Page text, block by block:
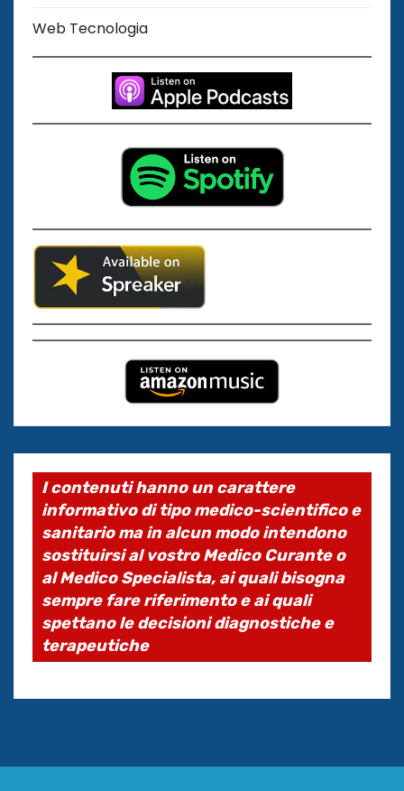
Web Tecnologia
I contenuti hanno un carattere
informativo di tipo medico-scientifico e
sanitario ma in alcun modo intendono
sostituirsi al vostro Medico Curante o
al Medico Specialista, ai quali bisogna
sempre fare riferimento e ai quali
spettano le decisioni diagnostiche e
terapeutiche